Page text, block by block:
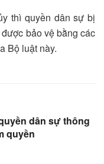
thì quyền dân sự bị
bảo vệ bằng các
Bộ luật này.
dân sự thông
quyền